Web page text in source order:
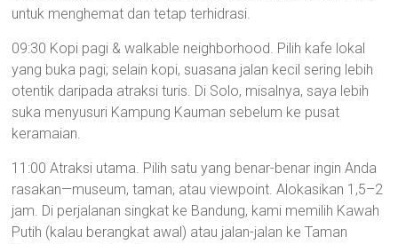
untuk menghemat dan tetap terhidrasi.
09:30 Kopi pagi & walkable neighborhood. Pilih kafe lokal
yang buka pagi; selain kopi, suasana jalan kecil sering lebih
otentik daripada atraksi turis. Di Solo, misalnya, saya lebih
suka menyusuri Kampung Kauman sebelum ke pusat
keramaian.
11:00 Atraksi utama. Pilih satu yang benar-benar ingin Anda
rasakan—museum, taman, atau viewpoint. Alokasikan 1,5–2
jam. Di perjalanan singkat ke Bandung, kami memilih Kawah
Putih (kalau berangkat awal) atau jalan-jalan ke Taman